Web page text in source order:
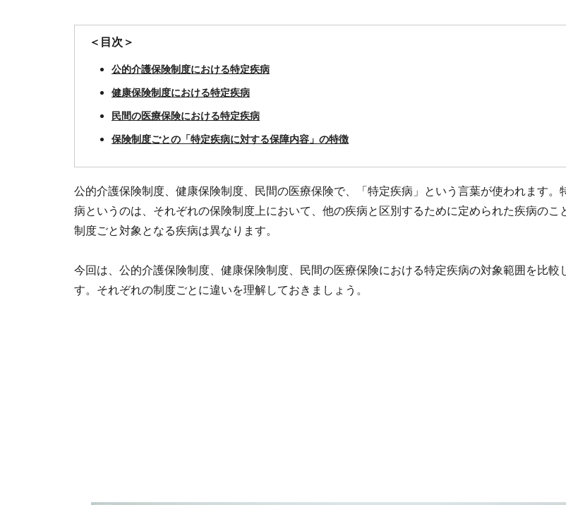
＜目次＞
公的介護保険制度における特定疾病
健康保険制度における特定疾病
民間の医療保険における特定疾病
保険制度ごとの「特定疾病に対する保障内容」の特徴
公的介護保険制度、健康保険制度、民間の医療保険で、「特定疾病」という言葉が使われます。
病というのは、それぞれの保険制度上において、他の疾病と区別するために定められた疾病のこ
制度ごと対象となる疾病は異なります。
今回は、公的介護保険制度、健康保険制度、民間の医療保険における特定疾病の対象範囲を比較
す。それぞれの制度ごとに違いを理解しておきましょう。